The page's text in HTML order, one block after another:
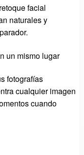
facial
naturales y
un mismo lugar
fotografías
cualquier imagen
cuando